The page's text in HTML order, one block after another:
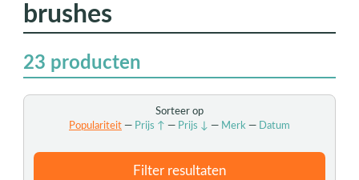
brushes
23 producten
Sorteer op
Populariteit— Prijs ↑ — Prijs ↓ — Merk— Datum
Filter resultaten